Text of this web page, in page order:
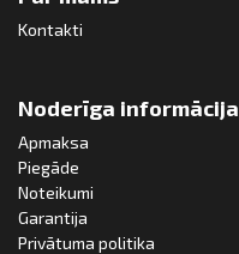
Kontakti
Noderīga informācija
Apmaksa
Piegāde
Noteikumi
Garantija
Privātuma politika